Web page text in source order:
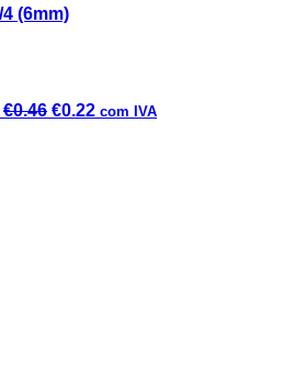
€0.46 €0.22 com IVA